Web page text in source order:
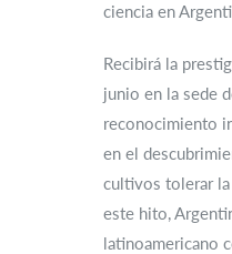
ciencia en
Recibirá la
junio en la sede
reconocimiento
en el
cultivos tolerar
este hito,
latinoamericano